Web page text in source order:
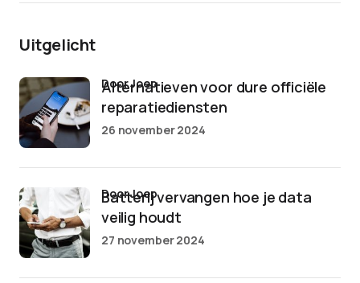
Uitgelicht
Alternatieven voor dure officiële
reparatiediensten
door Joep
26 november 2024
Batterij vervangen hoe je data
veilig houdt
door Joep
27 november 2024